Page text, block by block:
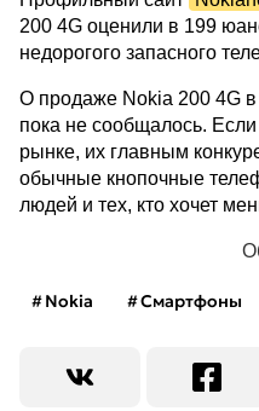
200 4G оценили в 199
недорогого запасного
О продаже Nokia 200 4G
пока не сообщалось.
рынке, их главным
обычные кнопочные
людей и тех, кто хочет
Nokia Смартфоны